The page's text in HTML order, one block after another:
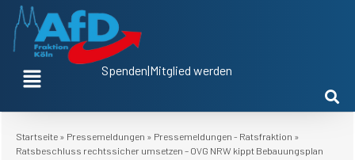
Spenden|Mitglied werden
Startseite » Pressemeldungen » Pressemeldungen - Ratsfraktion »
Ratsbeschluss rechtssicher umsetzen – OVG NRW kippt Bebauungsplan